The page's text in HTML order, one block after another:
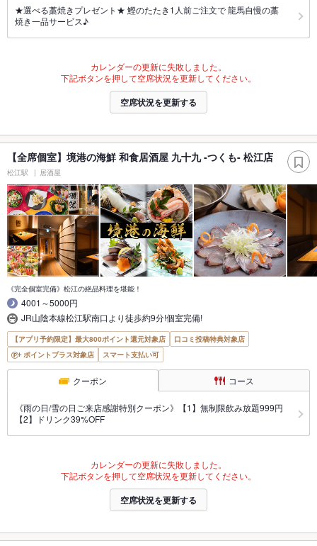
★選べる藁焼きプレゼント★ 鰹のたたき1人前ご注文で 龍馬自慢の藁
焼き一品サービス♪
カレンダーの更新に失敗しました。
下記ボタンを押して空席状況を更新してください。
空席状況を更新する
【全席個室】境港の海鮮 和食居酒屋 九十九 -つくも- 松江店
松江駅 居酒屋
《完全個室完備》松江の絶品料理を堪能！
4001～5000円
JR山陰本線松江駅南口より徒歩約9分!個室完備!
【アプリ予約限定】最大800ポイント還元対象店
口コミ投稿特典対象店
ポイントプラス対象店
スマート支払い可
クーポン コース
《雨の日/雪の日ご来店感謝特別クーポン》【1】無制限飲み放題999円
【2】ドリンク39%OFF
カレンダーの更新に失敗しました。
下記ボタンを押して空席状況を更新してください。
空席状況を更新する